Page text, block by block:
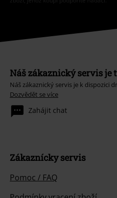
Náš zákaznický servis je
Náš zákaznický servis je k dispozici
Dozvědět se více
Zákaznícky servis
Pomoc / FAQ
Podmínky vracení zboží